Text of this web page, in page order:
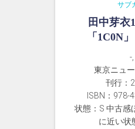
サブ
田中芽衣
「1C0N
-,
東京ニュ
刊行：
ISBN：978-
状態：S 中古感
に近い状